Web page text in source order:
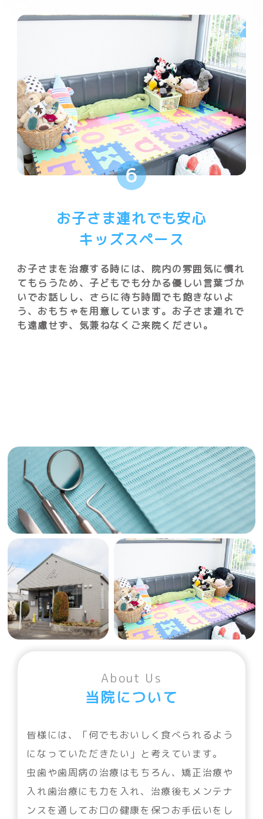
6
お子さま連れでも安心
キッズスペース
お子さまを治療する時には、院内の雰囲気に慣れ
てもらうため、子どもでも分かる優しい言葉づか
いでお話しし、さらに待ち時間でも飽きないよ
う、おもちゃを用意しています。お子さま連れで
も遠慮せず、気兼ねなくご来院ください。
About Us
当院について
皆様には、「何でもおいしく食べられるよう
になっていただきたい」と考えています。
虫歯や歯周病の治療はもちろん、矯正治療や
入れ歯治療にも力を入れ、治療後もメンテナ
ンスを通してお口の健康を保つお手伝いをし